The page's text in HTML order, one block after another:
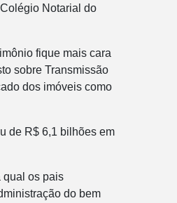
Notarial do
fique mais cara
sobre Transmissão
dos imóveis como
de R$ 6,1 bilhões em
qual os pais
do bem